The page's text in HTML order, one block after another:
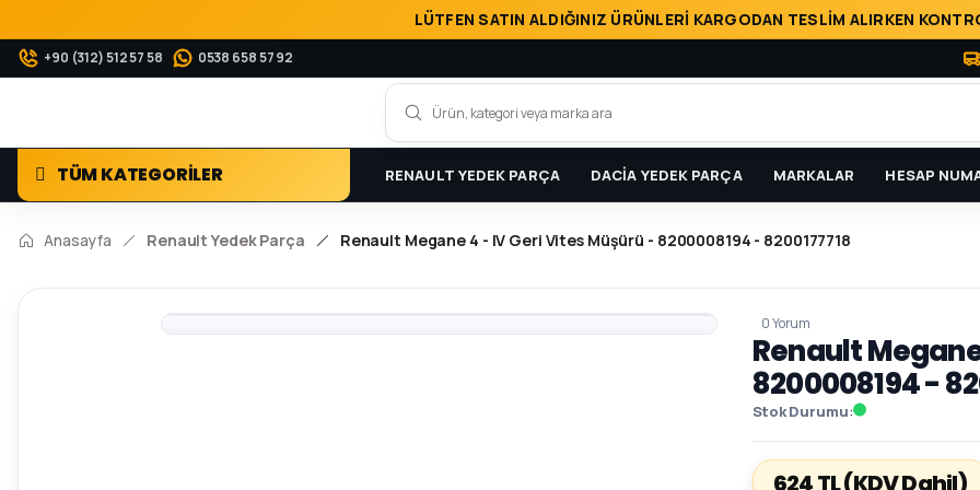
LÜTFEN SATIN ALDIĞINIZ ÜRÜNLERİ KARGODAN TESLİM ALIRKEN
+90 (312) 512 57 58 0538 658 57 92
TÜM KATEGORİLER RENAULT YEDEK PARÇA DACİA YEDEK PARÇA MARKALAR HESAP
Anasayfa Renault Yedek Parça Renault Megane 4 - IV Geri Vites Müşürü - 8200008194 - 8200177718
0 Yorum
Renault
8200008194 -
Stok Durumu
624 TL(KDV Dahil)